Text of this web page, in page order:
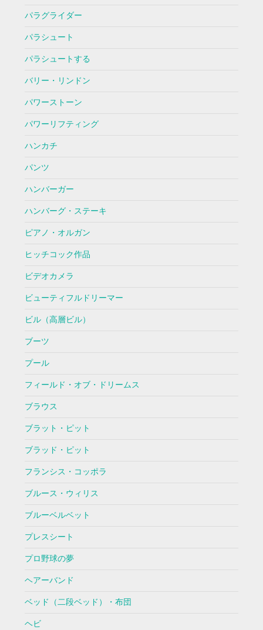
パラグライダー
パラシュート
パラシュートする
バリー・リンドン
パワーストーン
パワーリフティング
ハンカチ
パンツ
ハンバーガー
ハンバーグ・ステーキ
ピアノ・オルガン
ヒッチコック作品
ビデオカメラ
ビューティフルドリーマー
ビル（高層ビル）
ブーツ
プール
フィールド・オブ・ドリームス
ブラウス
ブラット・ピット
ブラッド・ピット
フランシス・コッポラ
ブルース・ウィリス
ブルーベルベット
プレスシート
プロ野球の夢
ヘアーバンド
ベッド（二段ベッド）・布団
ヘビ